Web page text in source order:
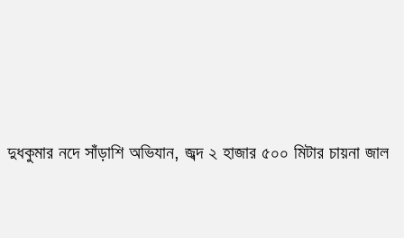
দুধকুমার নদে সাঁড়াশি অভিযান, জব্দ ২ হাজার ৫০০ মিটার চায়না জাল